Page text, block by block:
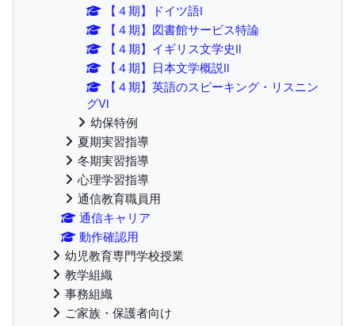
【４期】ドイツ語Ⅰ
【４期】図書館サービス特論
【４期】イギリス文学史Ⅱ
【４期】日本文学概説Ⅱ
【４期】英語のスピーキング・リスニン
グⅥ
幼保特例
夏期実習指導
冬期実習指導
心理学習指導
通信教育職員用
通信キャリア
動作確認用
幼児教育専門学校授業
教学組織
事務組織
ご家族・保護者向け